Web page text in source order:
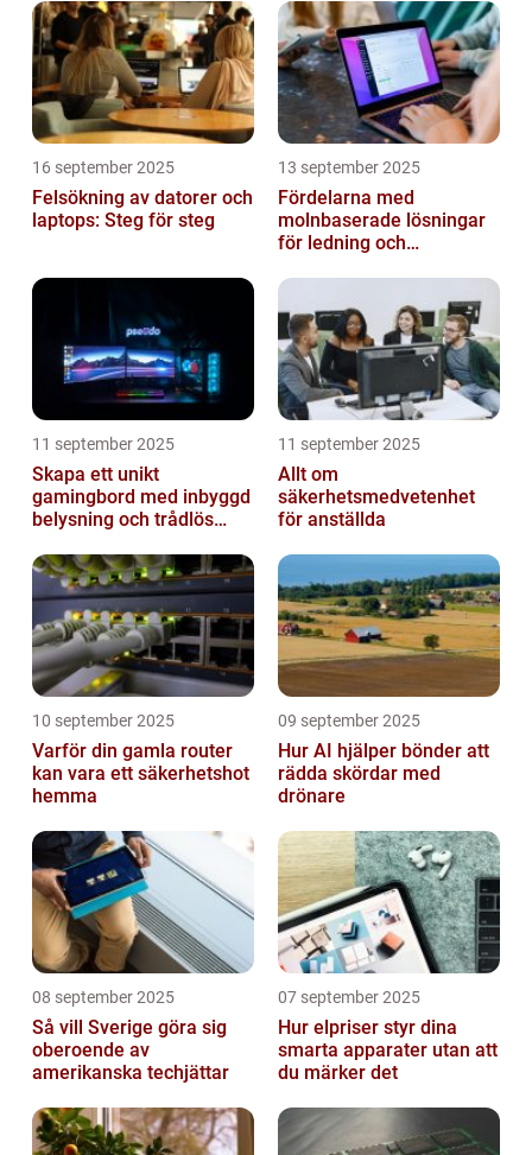
16 september 2025
Felsökning av datorer och
laptops: Steg för steg
13 september 2025
Fördelarna med
molnbaserade lösningar
för ledning och
11 september 2025
Skapa ett unikt
gamingbord med inbyggd
belysning och trådlös
11 september 2025
Allt om
säkerhetsmedvetenhet
för anställda
10 september 2025
Varför din gamla router
kan vara ett säkerhetshot
hemma
09 september 2025
Hur AI hjälper bönder att
rädda skördar med
drönare
08 september 2025
Så vill Sverige göra sig
oberoende av
amerikanska techjättar
07 september 2025
Hur elpriser styr dina
smarta apparater utan att
du märker det